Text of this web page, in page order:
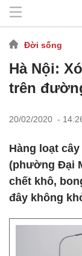
Đời sống
Hà Nội:
trên
20/02/2020 -
Hàng loạt
(phường Đại
chết khô,
đây không